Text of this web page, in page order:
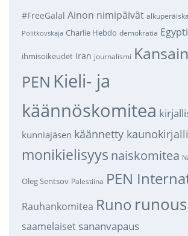
#FreeGalal Ainon nimipäivät
Politkovskaja Charlie Hebdo demokratia Egypti
ihmisoikeudet Iran journalismi
PEN Kieli- ja
käännöskomitea
kunniajäsen käännetty
monikielisyys naiskomitea
Oleg Sentsov Palestiina PEN
Rauhankomitea Runo runous
saamelaiset sananvapaus